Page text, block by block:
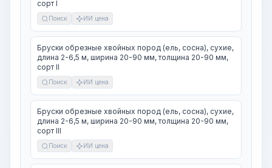
сорт I
Поиск ИИ цена
Бруски обрезные хвойных пород (ель, сосна), сухие,
длина 2-6,5 м, ширина 20-90 мм, толщина 20-90 мм,
сорт II
Поиск ИИ цена
Бруски обрезные хвойных пород (ель, сосна), сухие,
длина 2-6,5 м, ширина 20-90 мм, толщина 20-90 мм,
сорт III
Поиск ИИ цена